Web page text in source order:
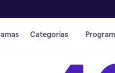
Categorías